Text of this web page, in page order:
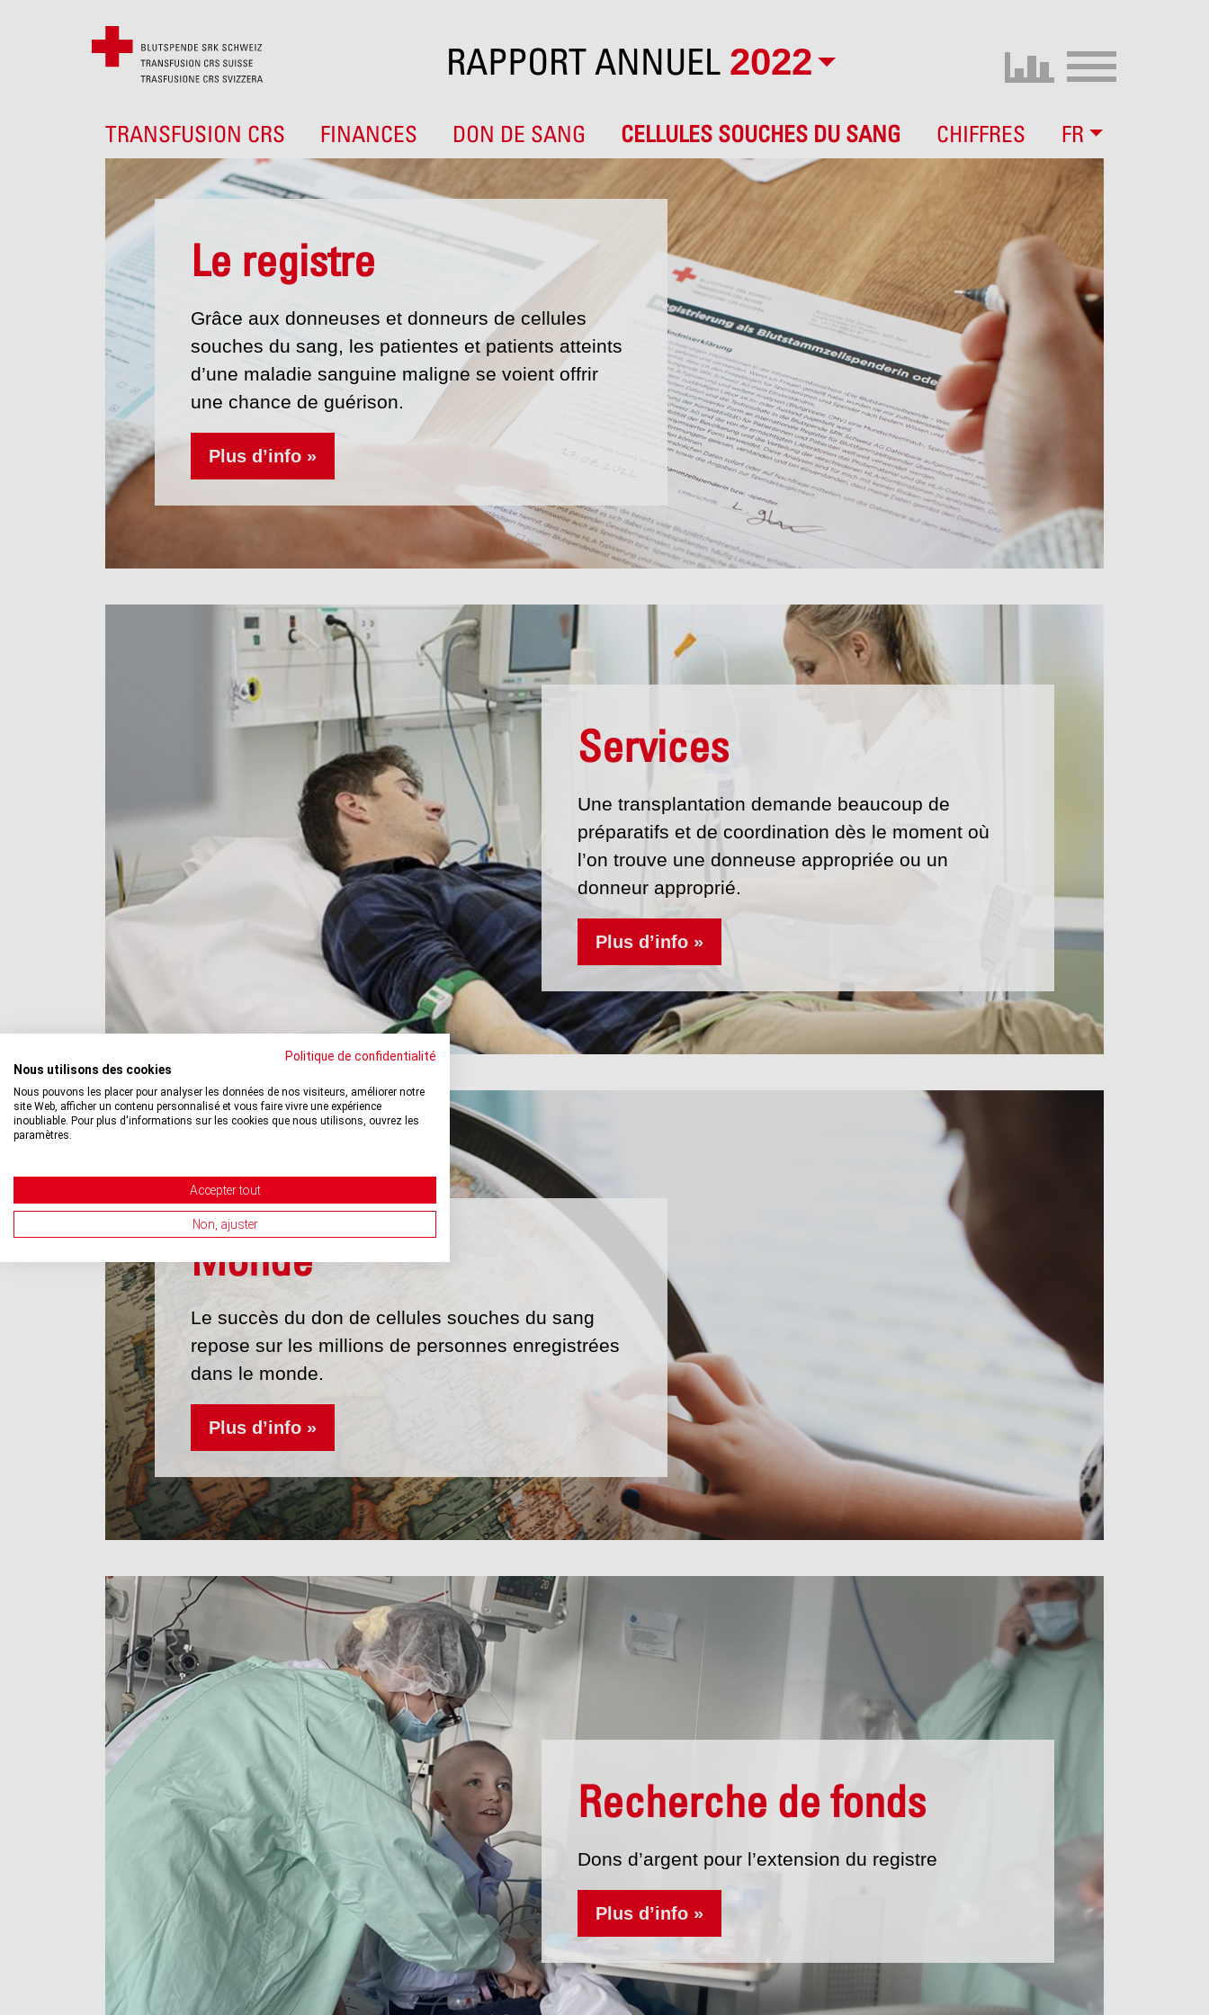
RAPPORT ANNUEL 2022
TRANSFUSION CRS FINANCES DON DE SANG CELLULES SOUCHES DU SANG CHIFFRES FR
Le registre
Grâce aux donneuses et donneurs de cellules
souches du sang, les patientes et patients atteints
d’une maladie sanguine maligne se voient offrir
une chance de guérison.
Plus d’info »
Services
Une transplantation demande beaucoup de
préparatifs et de coordination dès le moment où
l’on trouve une donneuse appropriée ou un
donneur approprié.
Plus d’info »
Monde
Le succès du don de cellules souches du sang
repose sur les millions de personnes enregistrées
dans le monde.
Plus d’info »
Recherche de fonds
Dons d’argent pour l’extension du registre
Plus d’info »
Politique de confidentialité
Nous utilisons des cookies
Nous pouvons les placer pour analyser les données de nos visiteurs, améliorer notre
site Web, afficher un contenu personnalisé et vous faire vivre une expérience
inoubliable. Pour plus d'informations sur les cookies que nous utilisons, ouvrez les
paramètres.
Accepter tout
Non, ajuster